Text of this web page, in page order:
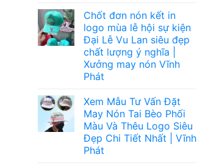
Chốt đơn nón kết in
logo mùa lễ hội sự kiện
Đại Lễ Vu Lan siêu đẹp
chất lượng ý nghĩa |
Xưởng may nón Vĩnh
Phát
Xem Mẫu Tư Vấn Đặt
May Nón Tai Bèo Phối
Màu Và Thêu Logo Siêu
Đẹp Chi Tiết Nhất | Vĩnh
Phát